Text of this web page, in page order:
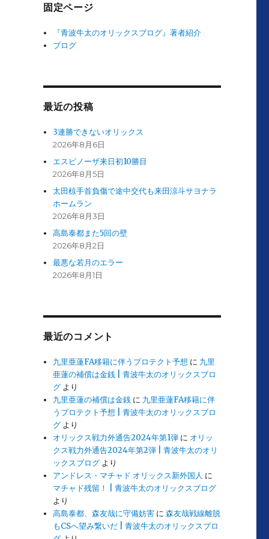
固定ページ
『青波牛太のオリックスブログ』著者紹介
ブログ
最近の投稿
3連勝できないオリックス
2026年8月6日
エスピノーザ来日初10勝目
2026年8月5日
太田椋手首負傷で途中交代も来田涼斗サヨナラ
ホームラン
2026年8月3日
高島泰都また5回の壁
2026年8月2日
最悪な若月のエラー
2026年8月1日
最近のコメント
九里亜蓮FA移籍に伴うプロテクト予想 に 九里
亜蓮の補償は金銭 | 青波牛太のオリックスブロ
グ より
九里亜蓮の補償は金銭 に 九里亜蓮FA移籍に伴
うプロテクト予想 | 青波牛太のオリックスブロ
グ より
オリックス戦力外通告2024年第1弾 に オリッ
クス戦力外通告2024年第2弾 | 青波牛太のオリ
ックスブログ より
アンドレス・マチャド オリックス新外国人 に
マチャド残留！ | 青波牛太のオリックスブログ
より
高島泰都、森友哉に守備妨害 に森友哉戦線離脱
もCSへ望み繋いだ | 青波牛太のオリックスブロ